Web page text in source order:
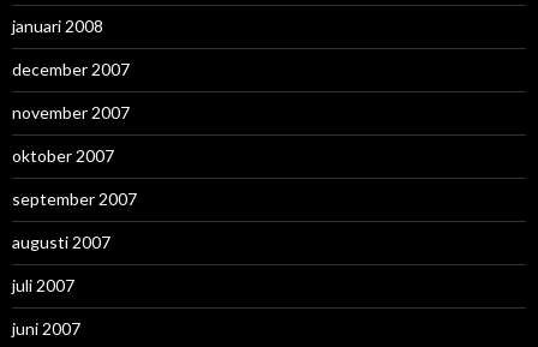
januari 2008
december 2007
november 2007
oktober 2007
september 2007
augusti 2007
juli 2007
juni 2007